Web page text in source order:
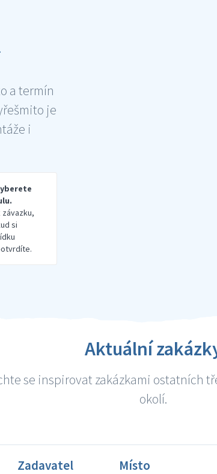
a termín
je
i
závazku,
si
Aktuální
se inspirovat zakázkami ostatních
okolí.
Zadavatel Místo